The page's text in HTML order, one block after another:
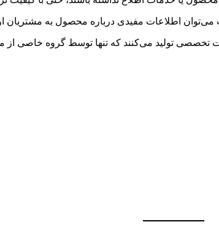
اطلاعات مفیدی درباره محصول به مشتریان
تولید می‌کنند که تنها توسط گروه خاصی از